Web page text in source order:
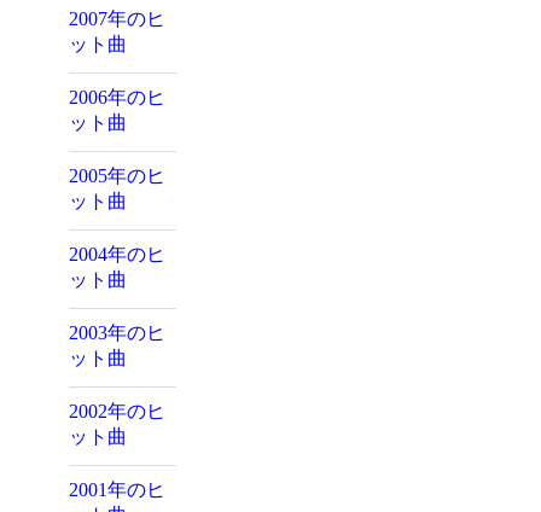
2007年のヒ
ット曲
2006年のヒ
ット曲
2005年のヒ
ット曲
2004年のヒ
ット曲
2003年のヒ
ット曲
2002年のヒ
ット曲
2001年のヒ